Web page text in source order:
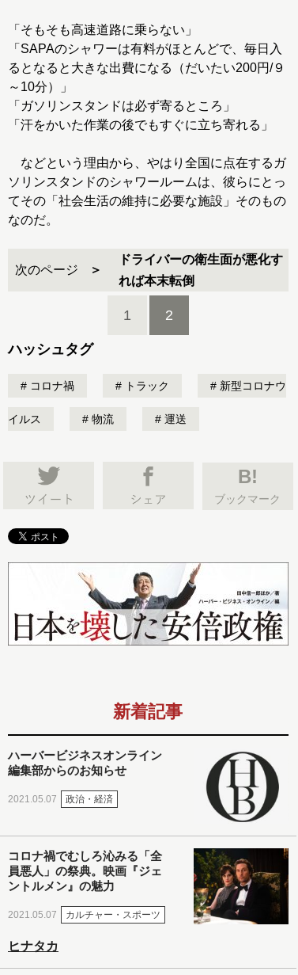
「そもそも高速道路に乗らない」
「SAPAのシャワーは有料がほとんどで、毎日入
るとなると大きな出費になる（だいたい200円/９
～10分）」
「ガソリンスタンドは必ず寄るところ」
「汗をかいた作業の後でもすぐに立ち寄れる」
などという理由から、やはり全国に点在するガ
ソリンスタンドのシャワールームは、彼らにとっ
てその「社会生活の維持に必要な施設」そのもの
なのだ。
次のページ
ドライバーの衛生面が悪化す
れば本末転倒
1 2
ハッシュタグ
コロナ禍 トラック 新型コロナウ
イルス 物流 運送
B!
ブックマーク
新着記事
ハーバービジネスオンライン
編集部からのお知らせ
2021.05.07 政治・経済
コロナ禍でむしろ沁みる「全
員悪人」の祭典。映画『ジェ
ントルメン』の魅力
2021.05.07 カルチャー・スポーツ
ヒナタカ